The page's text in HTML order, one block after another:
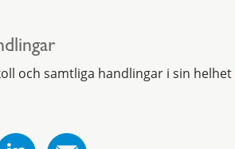
och samtliga handlingar i sin helhet